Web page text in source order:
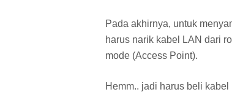
Pada akhirnya, untuk
harus narik kabel LAN dari
mode (Access Point).
Hemm.. jadi harus beli